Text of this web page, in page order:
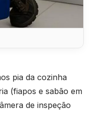
pia da cozinha
(fiapos e sabão em
de inspeção